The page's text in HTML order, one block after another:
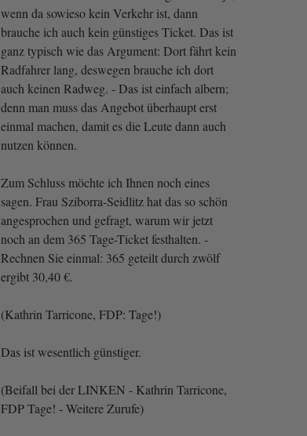
wenn da sowieso kein Verkehr ist, dann
brauche ich auch kein günstiges Ticket. Das ist
ganz typisch wie das Argument: Dort fährt kein
Radfahrer lang, deswegen brauche ich dort
auch keinen Radweg. - Das ist einfach albern;
denn man muss das Angebot überhaupt erst
einmal machen, damit es die Leute dann auch
nutzen können.
Zum Schluss möchte ich Ihnen noch eines
sagen. Frau Sziborra-Seidlitz hat das so schön
angesprochen und gefragt, warum wir jetzt
noch an dem 365 Tage-Ticket festhalten. -
Rechnen Sie einmal: 365 geteilt durch zwölf
ergibt 30,40 €.
(Kathrin Tarricone, FDP: Tage!)
Das ist wesentlich günstiger.
(Beifall bei der LINKEN - Kathrin Tarricone,
FDP Tage! - Weitere Zurufe)